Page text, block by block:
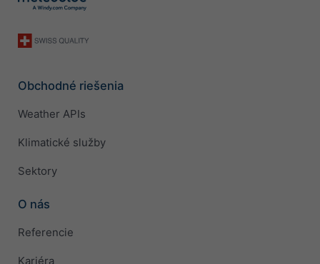
Obchodné riešenia
Weather APIs
Klimatické služby
Sektory
O nás
Referencie
Kariéra